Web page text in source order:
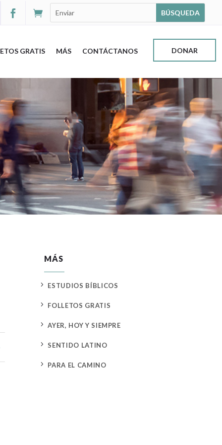


GRATIS MÁS CONTÁCTANOS DONAR
MÁS
5 ESTUDIOS BÍBLICOS
5 FOLLETOS GRATIS
5 AYER, HOY Y SIEMPRE
5 SENTIDO LATINO
5 PARA EL CAMINO